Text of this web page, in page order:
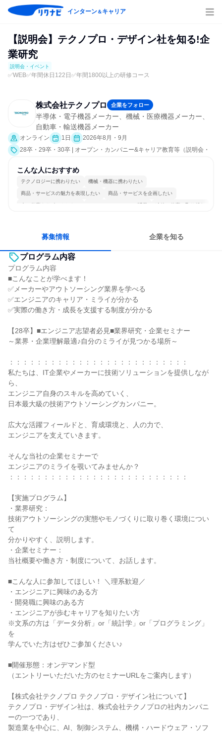
インターン＆キャリア
【説明会】テクノプロ・デザイン社を知る!企
業研究
説明会・イベント
✅WEB✅年間休日122日✅年間1800以上の研修コース
株式会社テクノプロ 企業をフォロー
半導体・電子機器メーカー、機械・医療機器メーカー、
自動車・輸送機器メーカー
オンライン 1日
2026年8月・9月
28卒・29卒・30卒 | オープン・カンパニー&キャリア教育等（説明会・
こんな人におすすめ
テクノロジーに携わりたい 機械・機器に携わりたい
商品・サービスの魅力を表現したい 商品・サービスを企画したい
人の仕事をサポートしたい コミュニケーションが活発 冷静に仕事に取り組む
募集情報 企業を知る
プログラム内容
プログラム内容
■こんなことが学べます！
✅メーカーやアウトソーシング業界を学べる
✅エンジニアのキャリア・ミライが分かる
✅実際の働き方・成長を支援する制度が分かる
【28卒】■エンジニア志望者必見■業界研究・企業セミナー
～業界・企業理解最適♪自分のミライが見つかる場所～
：：：：：：：：：：：：：：：：：：：：：：：：：：
私たちは、IT企業やメーカーに技術ソリューションを提供しなが
ら、
エンジニア自身のスキルを高めていく、
日本最大級の技術アウトソーシングカンパニー。
広大な活躍フィールドと、育成環境と、人の力で、
エンジニアを支えていきます。
そんな当社の企業セミナーで
エンジニアのミライを覗いてみませんか？
：：：：：：：：：：：：：：：：：：：：：：：：：：
【実施プログラム】
・業界研究：
技術アウトソーシングの実態やモノづくりに取り巻く環境につい
て
分かりやすく、説明します。
・企業セミナー：
当社概要や働き方・制度について、お話します。
■こんな人に参加してほしい！ ＼理系歓迎／
・エンジニアに興味のある方
・開発職に興味のある方
・エンジニアが歩むキャリアを知りたい方
※文系の方は「データ分析」or「統計学」or「プログラミング」
を
学んでいた方はぜひご参加ください♪
■開催形態：オンデマンド型
（エントリーいただいた方のセミナーURLをご案内します）
【株式会社テクノプロ テクノプロ・デザイン社について】
テクノプロ・デザイン社は、株式会社テクノプロの社内カンパニ
ーの一つであり、
製造業を中心に、AI、制御システム、機構・ハードウェア・ソフ